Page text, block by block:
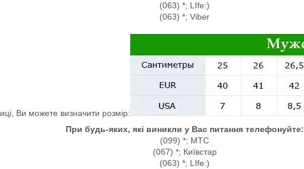
(063) *; LIfe:)
(063) *; Viber
Ви можете визначити розмір:
При будь-яких, які виникли у Вас питання телефонуйте:
(099) *; МТС
(067) *; Київстар
(063) *; LIfe:)